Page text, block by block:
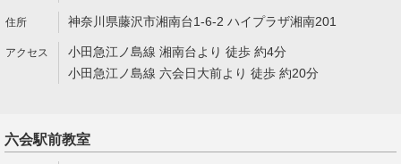
神奈川県藤沢市湘南台1-6-2 ハイプラザ湘南201
小田急江ノ島線 湘南台より 徒歩 約4分
小田急江ノ島線 六会日大前より 徒歩 約20分
六会駅前教室